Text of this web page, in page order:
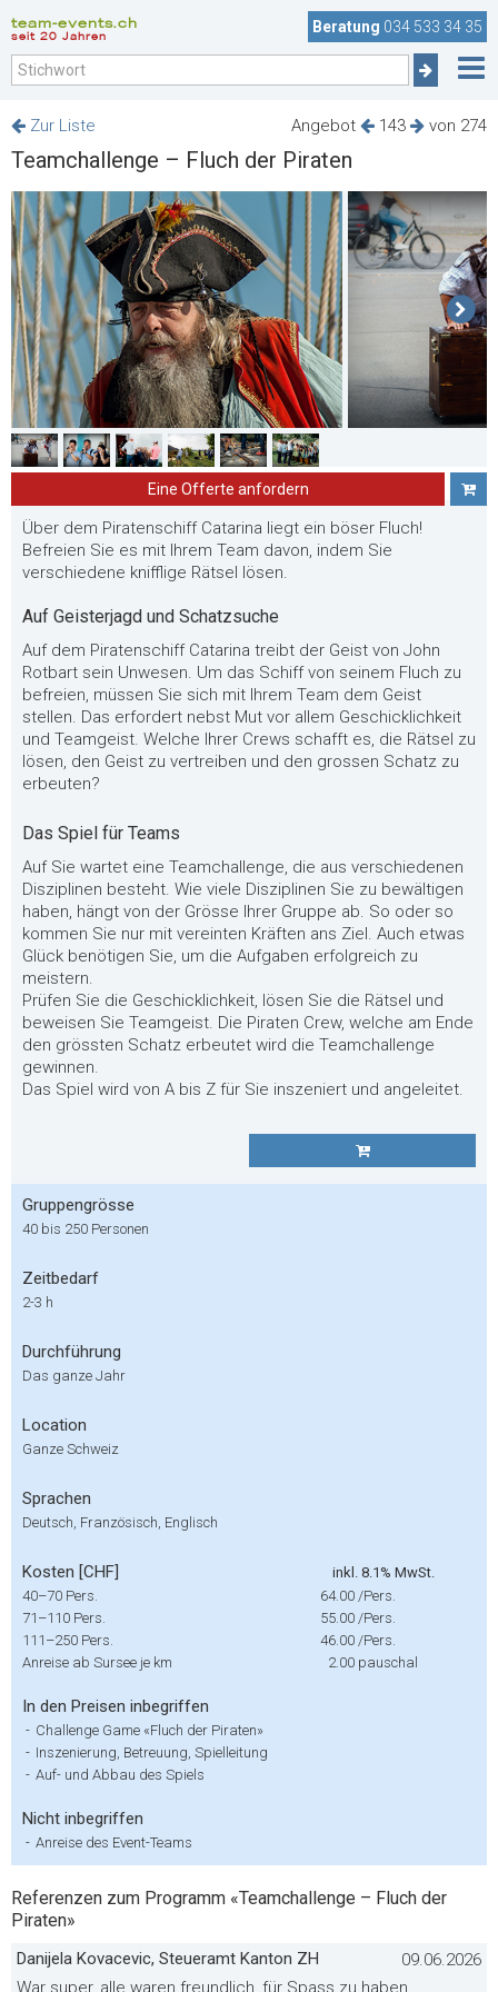
team-events.ch
seit 20 Jahren
Beratung 034 533 34 35
Angebot 143 von 274
Zur Liste
Teamchallenge – Fluch der Piraten
Eine Offerte anfordern
Über dem Piratenschiff Catarina liegt ein böser Fluch!
Befreien Sie es mit Ihrem Team davon, indem Sie
verschiedene knifflige Rätsel lösen.
Auf Geisterjagd und Schatzsuche
Auf dem Piratenschiff Catarina treibt der Geist von John
Rotbart sein Unwesen. Um das Schiff von seinem Fluch zu
befreien, müssen Sie sich mit Ihrem Team dem Geist
stellen. Das erfordert nebst Mut vor allem Geschicklichkeit
und Teamgeist. Welche Ihrer Crews schafft es, die Rätsel zu
lösen, den Geist zu vertreiben und den grossen Schatz zu
erbeuten?
Das Spiel für Teams
Auf Sie wartet eine Teamchallenge, die aus verschiedenen
Disziplinen besteht. Wie viele Disziplinen Sie zu bewältigen
haben, hängt von der Grösse Ihrer Gruppe ab. So oder so
kommen Sie nur mit vereinten Kräften ans Ziel. Auch etwas
Glück benötigen Sie, um die Aufgaben erfolgreich zu
meistern.
Prüfen Sie die Geschicklichkeit, lösen Sie die Rätsel und
beweisen Sie Teamgeist. Die Piraten Crew, welche am Ende
den grössten Schatz erbeutet wird die Teamchallenge
gewinnen.
Das Spiel wird von A bis Z für Sie inszeniert und angeleitet.
Gruppengrösse
40 bis 250 Personen
Zeitbedarf
2-3 h
Durchführung
Das ganze Jahr
Location
Ganze Schweiz
Sprachen
Deutsch, Französisch, Englisch
Kosten [CHF]
inkl. 8.1% MwSt.
40–70 Pers.
64.00 /Pers.
71–110 Pers.
55.00 /Pers.
111–250 Pers.
46.00 /Pers.
Anreise ab Sursee je km
2.00 pauschal
In den Preisen inbegriffen
- Challenge Game «Fluch der Piraten»
- Inszenierung, Betreuung, Spielleitung
- Auf- und Abbau des Spiels
Nicht inbegriffen
- Anreise des Event-Teams
Referenzen zum Programm «Teamchallenge – Fluch der
Piraten»
Danijela Kovacevic, Steueramt Kanton ZH
09.06.2026
War super, alle waren freundlich, für Spass zu haben,